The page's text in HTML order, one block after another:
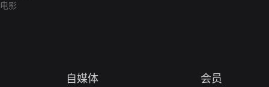
电影
自媒体 会员